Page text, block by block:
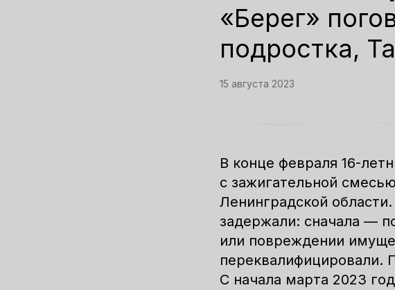
«Берег»
подростка,
15 августа 2023
В конце февраля 16-
с зажигательной
Ленинградской
задержали: сначала —
или повреждении
переквалифицировали.
С начала марта 2023